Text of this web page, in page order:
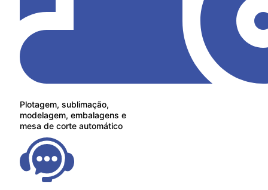
Plotagem, sublimação,
modelagem, embalagens e
mesa de corte automático